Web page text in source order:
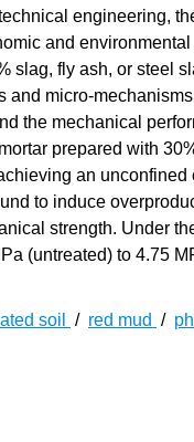
engineering,
and
slag, fly ash, or steel
and micro-
the mechanical
prepared with
an
to induce
strength. Under
(untreated) to 4.75
soil / red mud /